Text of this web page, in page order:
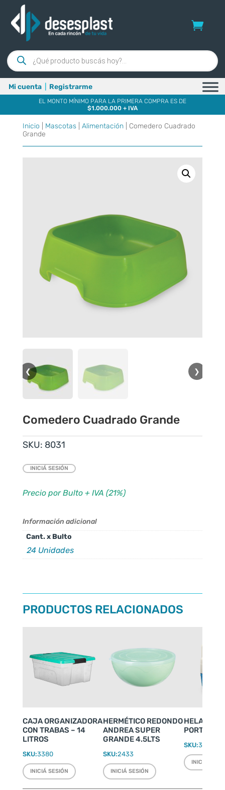
Búsqueda
de
productos
Mi cuenta Registrarme
EL MONTO MÍNIMO PARA LA PRIMERA COMPRA ES DE
$1.000.000 + IVA
Inicio Mascotas| Alimentación| Comedero Cuadrado
Grande
❮ ❯
Comedero Cuadrado Grande
SKU: 8031
INICIÁ SESIÓN
Precio por Bulto + IVA (21%)
Información adicional
Cant. x Bulto
24 Unidades
PRODUCTOS RELACIONADOS
CAJA ORGANIZADORA
CON TRABAS – 14
LITROS
SKU:3380
INICIÁ SESIÓN
HERMÉTICO REDONDO
ANDREA SUPER
GRANDE 4.5LTS
SKU:2433
INICIÁ SESIÓN
PORTÁTIL
SKU:3500
INICIÁ